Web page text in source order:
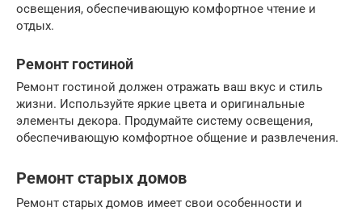
освещения, обеспечивающую комфортное чтение и
отдых.
Ремонт гостиной
Ремонт гостиной должен отражать ваш вкус и стиль
жизни. Используйте яркие цвета и оригинальные
элементы декора. Продумайте систему освещения,
обеспечивающую комфортное общение и развлечения.
Ремонт старых домов
Ремонт старых домов имеет свои особенности и